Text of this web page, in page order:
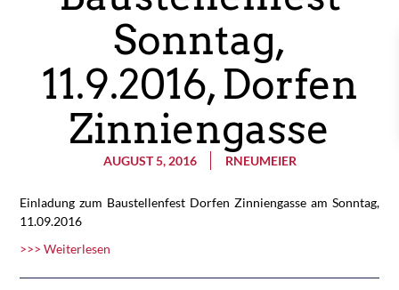
Sonntag,
11.9.2016, Dorfen
Zinniengasse
AUGUST 5, 2016 RNEUMEIER
Einladung zum Baustellenfest Dorfen Zinniengasse am Sonntag,
11.09.2016
>>> Weiterlesen